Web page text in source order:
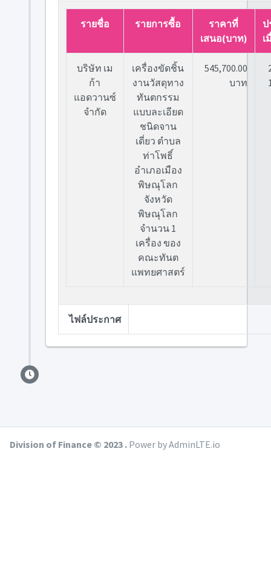
รายชื่อ รายการซื้อ
ราคาที่
เสนอ(บาท)
ป
เ
บริษัท เม
ก้า
แอดวานซ์
จำกัด
เครื่องขัดชิ้น
งานวัสดุทาง
ทันตกรรม
แบบละเอียด
ชนิดจาน
เดี่ยว ตำบล
ท่าโพธิ์
อำเภอเมือง
พิษณุโลก
จังหวัด
พิษณุโลก
จำนวน 1
เครื่อง ของ
คณะทันต
แพทยศาสตร์
545,700.00
บาท
ไฟล์ประกาศ
Division of Finance © 2023 . Power by AdminLTE.io